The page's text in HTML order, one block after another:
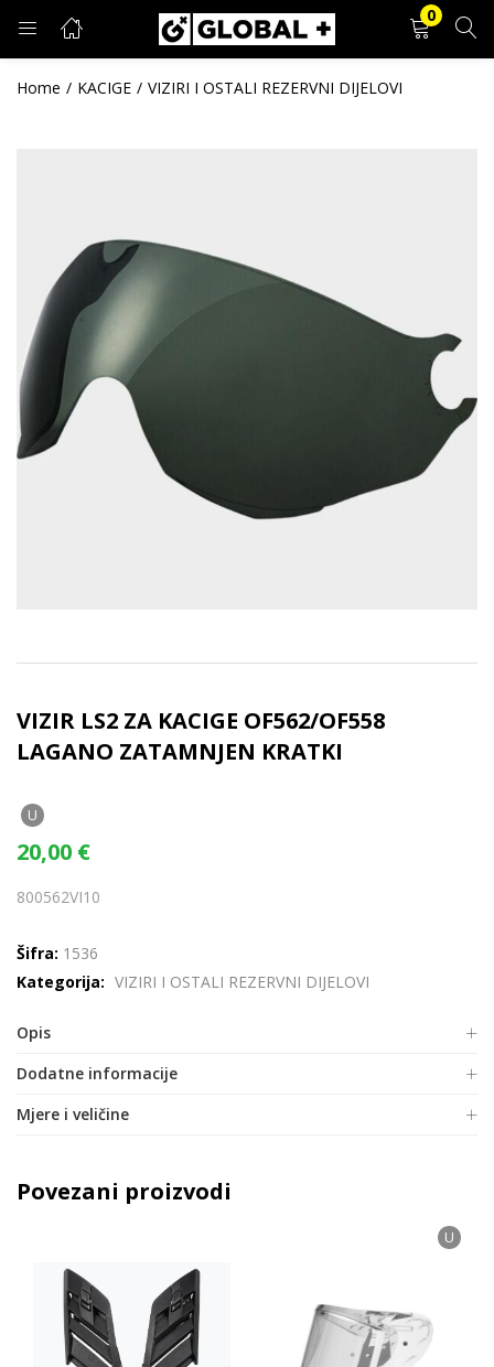
0
PRIJAVA REGISTRACIJA
Zapamti me
Home KACIGE VIZIRI I OSTALI REZERVNI DIJELOVI
VIZIR LS2 ZA KACIGE OF562/OF558
LAGANO ZATAMNJEN KRATKI
U
20,00 €
800562VI10
Šifra: 1536
Kategorija: VIZIRI I OSTALI REZERVNI DIJELOVI
Opis
Dodatne informacije
Mjere i veličine
Povezani proizvodi
U